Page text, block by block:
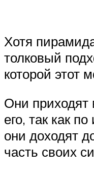
Хотя
толковый
которой этот
Они приходят
его, так как
они доходят
часть своих